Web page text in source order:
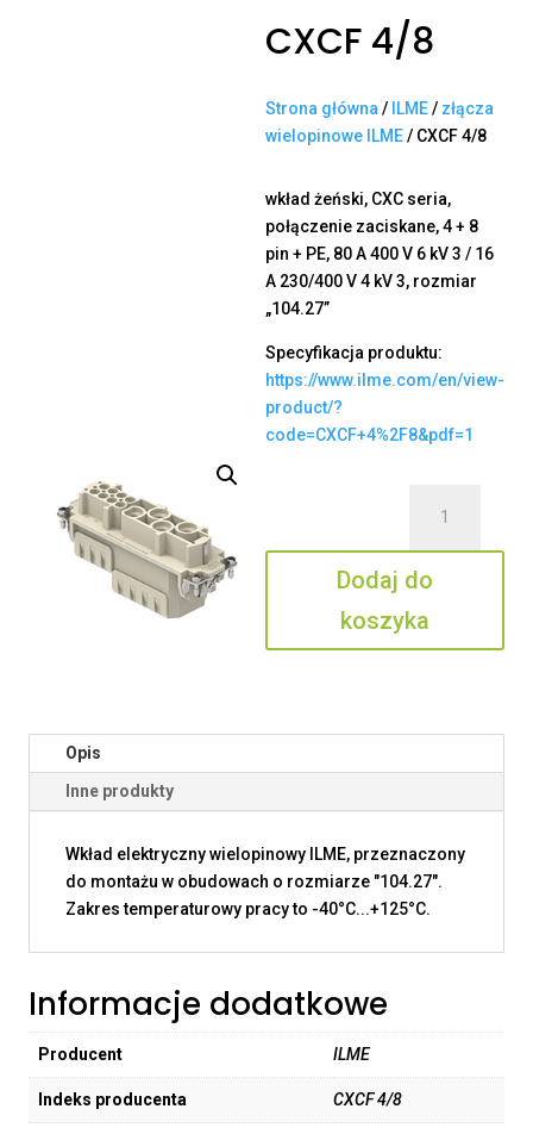
CXCF 4/8
Strona główna / ILME/ złącza
wielopinowe ILME/ CXCF 4/8
wkład żeński, CXC seria,
połączenie zaciskane, 4 + 8
pin + PE, 80 A 400 V 6 kV 3 / 16
A 230/400 V 4 kV 3, rozmiar
„104.27”
Specyfikacja produktu:
https://www.ilme.com/en/view-
product/?
code=CXCF+4%2F8&pdf=1
CXCF
4/8
Dodaj do
koszyka
Opis
Inne produkty
Wkład elektryczny wielopinowy ILME, przeznaczony
do montażu w obudowach o rozmiarze "104.27".
Zakres temperaturowy pracy to -40°C...+125°C.
Informacje dodatkowe
Producent ILME
Indeks producenta CXCF 4/8